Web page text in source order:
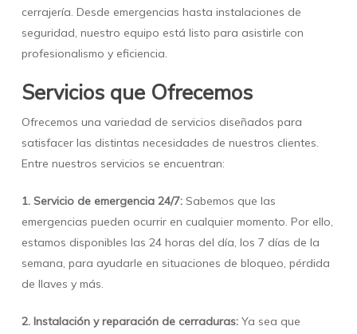
cerrajería. Desde emergencias hasta instalaciones de
seguridad, nuestro equipo está listo para asistirle con
profesionalismo y eficiencia.
Servicios que Ofrecemos
Ofrecemos una variedad de servicios diseñados para
satisfacer las distintas necesidades de nuestros clientes.
Entre nuestros servicios se encuentran:
1. Servicio de emergencia 24/7:Sabemos que las
emergencias pueden ocurrir en cualquier momento. Por ello,
estamos disponibles las 24 horas del día, los 7 días de la
semana, para ayudarle en situaciones de bloqueo, pérdida
de llaves y más.
2. Instalación y reparación de cerraduras:Ya sea que